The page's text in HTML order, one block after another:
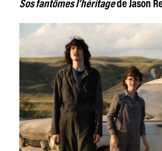
Sos fantômes l’héritagede Jason